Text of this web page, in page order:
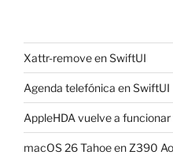
Xattr-remove en SwiftUI
Agenda telefónica en SwiftUI
AppleHDA vuelve a funcionar
macOS 26 Tahoe en Z390